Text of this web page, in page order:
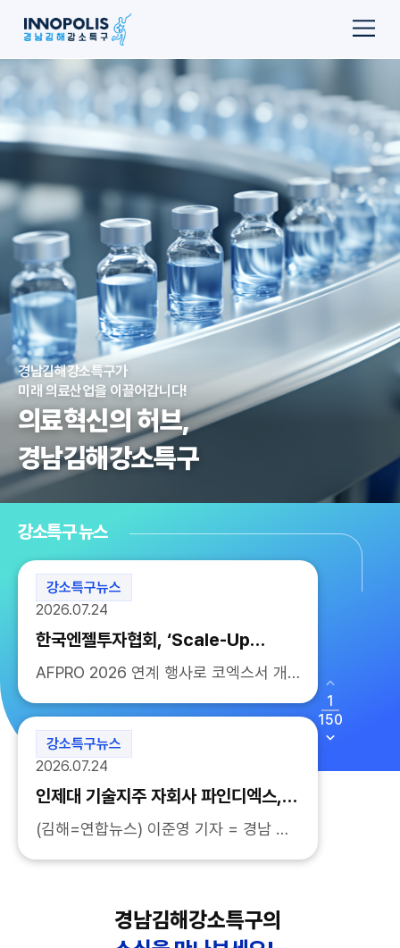
경남김해강소특구가
미래 의료산업을 이끌어갑니다!
의료혁신의 허브,
경남김해강소특구
강소특구 뉴스
강소특구뉴스
2026.07.24
한국엔젤투자협회, ‘Scale-Up
Summit 2026’ 개최… 창업기업 투
AFPRO 2026 연계 행사로 코엑스서 개
드 시그널케어 우수기업 시상 수도권 투
자사 대상 1:1 밋업 및 상담 운영 지역허브
발굴 기...
강소특구뉴스
2026.07.24
인제대 기술지주 자회사 파인디엑스,
국책 딥테크 사업 선정
(김해=연합뉴스) 이준영 기자 = 경남 김
하는 5극 3특 연구개발특구 딥...
1
150
경남김해강소특구의